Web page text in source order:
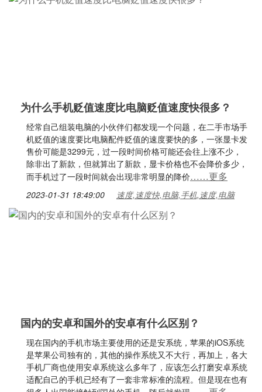
为什么手机贬值速度比电脑贬值速度快很多？
经常自己组装电脑的小伙伴们都发现一个问题，在二手市场手
机贬值的速度要比电脑配件贬值的速度要快的多，一张显卡发
售价可能是3299元，过一段时间价格可能还会往上涨不少，
除非出了新款，但就算出了新款，显卡价格也不会降价多少，
而手机过了一段时间就会出现非常明显的降价……更多
2023-01-31 18:49:00 速度,速度快,电脑,手机,速度,电脑
国内的安卓和国外的安卓有什么区别？
现在国内的手机市场主要使用的还是安系统，苹果的iOS系统
是苹果公司独有的，其他的操作系统又不大行，再加上，各大
手机厂商也使用安卓系统这么多年了，应该怎么打磨安卓系统
适配自己的手机已经有了一套非常标准的流程。但是现在也有